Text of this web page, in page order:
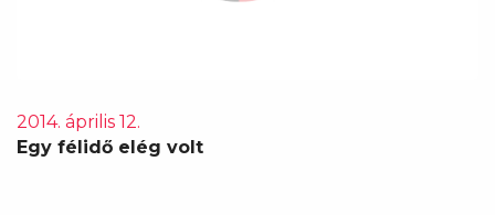
2014. április 12.
Egy félidő elég volt